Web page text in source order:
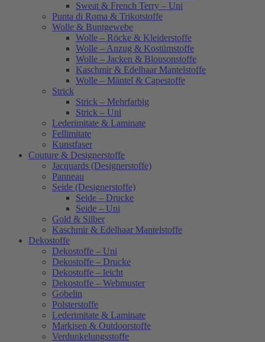
Sweat & French Terry – Uni
Punta di Roma & Trikotstoffe
Wolle & Buntgewebe
Wolle – Röcke & Kleiderstoffe
Wolle – Anzug & Kostümstoffe
Wolle – Jacken & Blousonstoffe
Kaschmir & Edelhaar Mantelstoffe
Wolle – Mäntel & Capestoffe
Strick
Strick – Mehrfarbig
Strick – Uni
Lederimitate & Laminate
Fellimitate
Kunstfaser
Couture & Designerstoffe
Jacquards (Designerstoffe)
Panneau
Seide (Designerstoffe)
Seide – Drucke
Seide – Uni
Gold & Silber
Kaschmir & Edelhaar Mantelstoffe
Dekostoffe
Dekostoffe – Uni
Dekostoffe – Drucke
Dekostoffe – leicht
Dekostoffe – Webmuster
Gobelin
Polsterstoffe
Lederimitate & Laminate
Markisen & Outdoorstoffe
Verdunkelungsstoffe